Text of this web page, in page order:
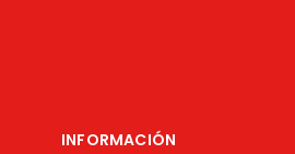
INFORMACIÓN